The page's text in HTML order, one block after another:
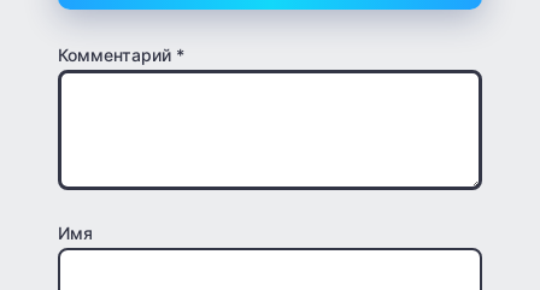
Комментарий *
Имя